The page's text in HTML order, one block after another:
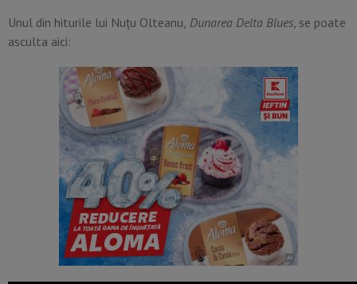
Unul din hiturile lui Nuţu Olteanu, Dunarea Delta Blues, se poate
asculta aici: